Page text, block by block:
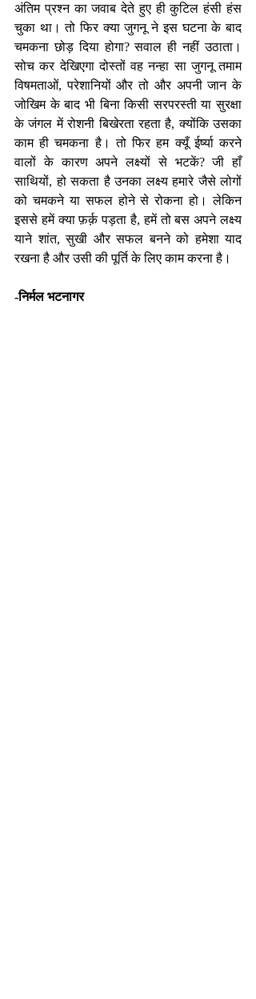
अंतिम प्रश्न का जवाब देते हुए ही कुटिल हंसी हंस
चुका था। तो फिर क्या जुगनू ने इस घटना के बाद
चमकना छोड़ दिया होगा? सवाल ही नहीं उठाता।
सोच कर देखिएगा दोस्तों वह नन्हा सा जुगनू तमाम
विषमताओं, परेशानियों और तो और अपनी जान के
जोखिम के बाद भी बिना किसी सरपरस्ती या सुरक्षा
के जंगल में रोशनी बिखेरता रहता है, क्योंकि उसका
काम ही चमकना है। तो फिर हम क्यूँ ईर्ष्या करने
वालों के कारण अपने लक्ष्यों से भटकें? जी हाँ
साथियों, हो सकता है उनका लक्ष्य हमारे जैसे लोगों
को चमकने या सफल होने से रोकना हो। लेकिन
इससे हमें क्या फ़र्क़ पड़ता है, हमें तो बस अपने लक्ष्य
याने शांत, सुखी और सफल बनने को हमेशा याद
रखना है और उसी की पूर्ति के लिए काम करना है।
-निर्मल भटनागर